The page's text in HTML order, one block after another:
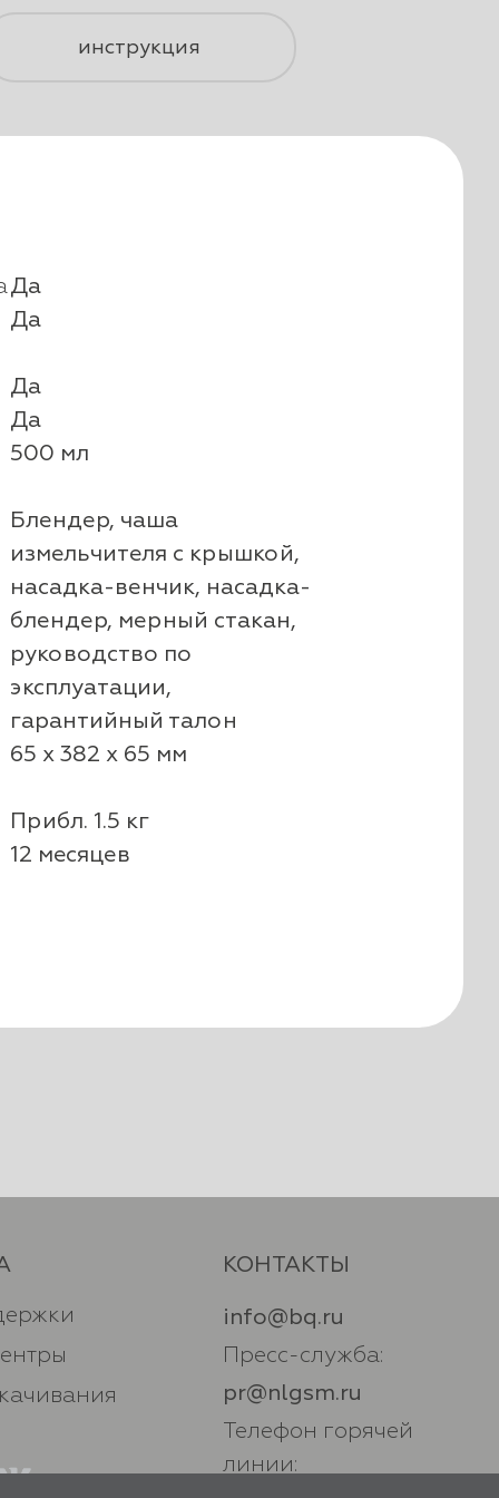
инструкция
Да
Да
Да
Да
500 мл
Блендер, чаша
измельчителя с крышкой,
насадка-венчик, насадка-
блендер, мерный стакан,
руководство по
эксплуатации,
гарантийный талон
65 х 382 х 65 мм
Прибл. 1.5 кг
12 месяцев
КОНТАКТЫ
info@bq.ru
Пресс-служба:
pr@nlgsm.ru
Телефон горячей
линии: